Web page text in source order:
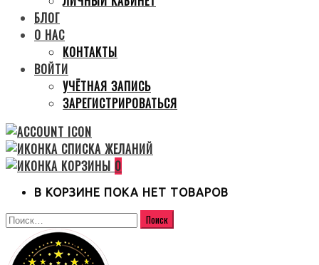
БЛОГ
О НАС
КОНТАКТЫ
ВОЙТИ
УЧЁТНАЯ ЗАПИСЬ
ЗАРЕГИСТРИРОВАТЬСЯ
0
В КОРЗИНЕ ПОКА НЕТ ТОВАРОВ